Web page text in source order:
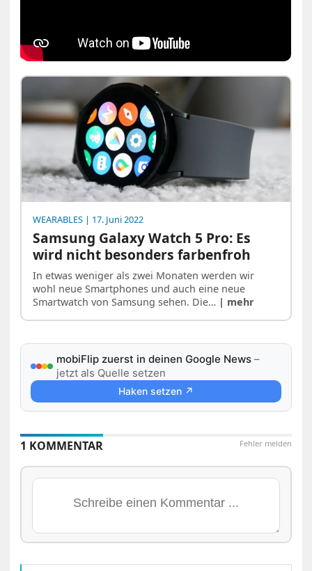
WEARABLES | 17. Juni 2022
Samsung Galaxy Watch 5 Pro: Es
wird nicht besonders farbenfroh
In etwas weniger als zwei Monaten werden wir
wohl neue Smartphones und auch eine neue
Smartwatch von Samsung sehen. Die… | mehr
mobiFlip zuerst in deinen Google News –
jetzt als Quelle setzen
Haken setzen ↗
Fehler melden
1 KOMMENTAR